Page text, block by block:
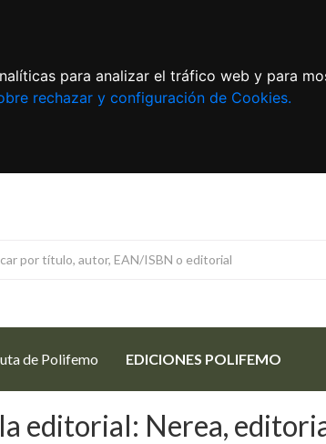
para analizar el tráfico web y para
rechazar y configuración de Cookies.
de Polifemo EDICIONES POLIFEMO
editorial: Nerea,